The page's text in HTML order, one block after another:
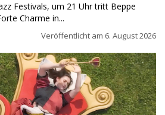
Festivals, um 21 Uhr tritt Beppe
Charme in...
Veröffentlicht am 6. August 2026